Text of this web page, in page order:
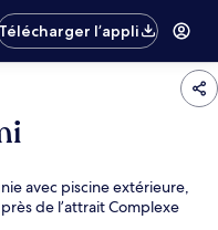
l’appli
avec piscine extérieure,
de l’attrait Complexe